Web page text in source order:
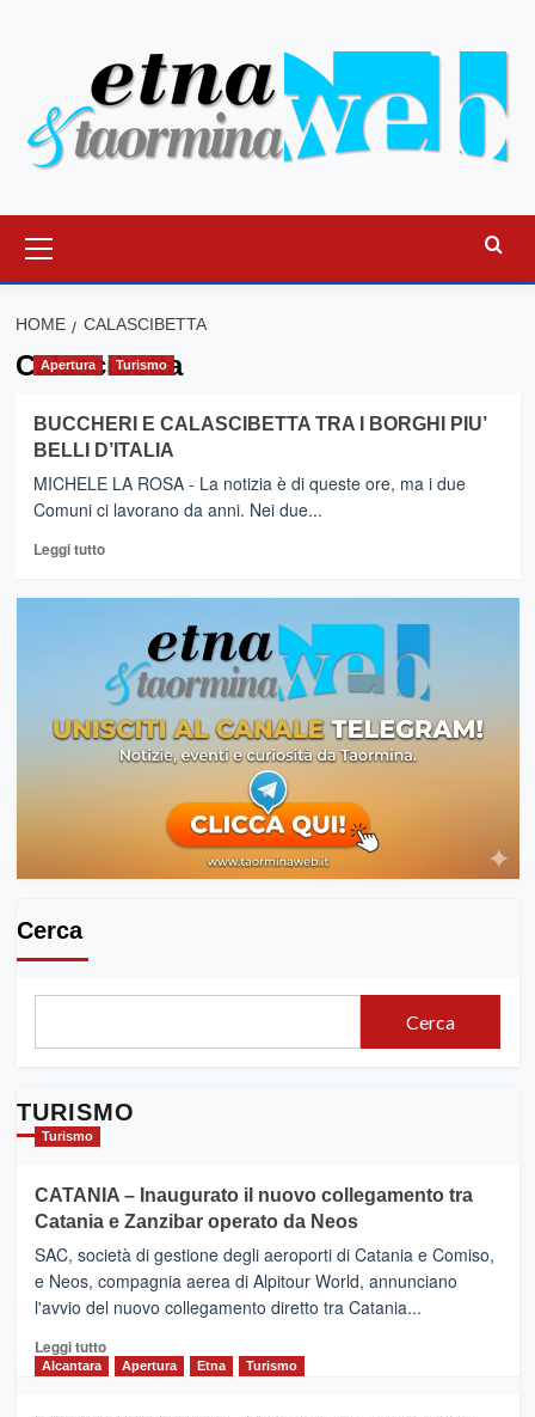
principale
HOME CALASCIBETTA
Calascibetta
Apertura Turismo
BUCCHERI E CALASCIBETTA TRA I BORGHI PIU’
BELLI D’ITALIA
MICHELE LA ROSA - La notizia è di queste ore, ma i due
Comuni ci lavorano da anni. Nei due...
Leggi tuttoLeggi
BUCCHERI
CALASCIBETTA
TRA
I
BORGHI
Cerca
Cerca
TURISMO
Turismo
CATANIA – Inaugurato il nuovo collegamento tra
Catania e Zanzibar operato da Neos
SAC, società di gestione degli aeroporti di Catania e Comiso,
e Neos, compagnia aerea di Alpitour World, annunciano
l'avvio del nuovo collegamento diretto tra Catania...
Leggi tuttoLeggi
Alcantara Apertura Etna Turismo